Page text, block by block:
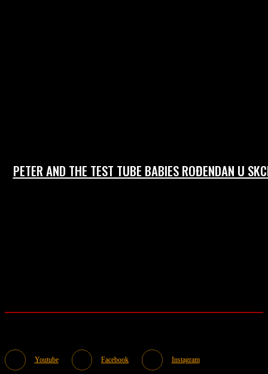
PETER AND THE TEST TUBE BABIES ROĐENDAN U
Youtube Facebook Instagram